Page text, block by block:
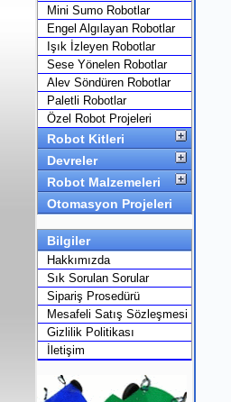
Mini Sumo Robotlar
Engel Algılayan Robotlar
Işık İzleyen Robotlar
Sese Yönelen Robotlar
Alev Söndüren Robotlar
Paletli Robotlar
Özel Robot Projeleri
Robot Kitleri
Devreler
Robot Malzemeleri
Otomasyon Projeleri
Bilgiler
Hakkımızda
Sık Sorulan Sorular
Sipariş Prosedürü
Mesafeli Satış Sözleşmesi
Gizlilik Politikası
İletişim